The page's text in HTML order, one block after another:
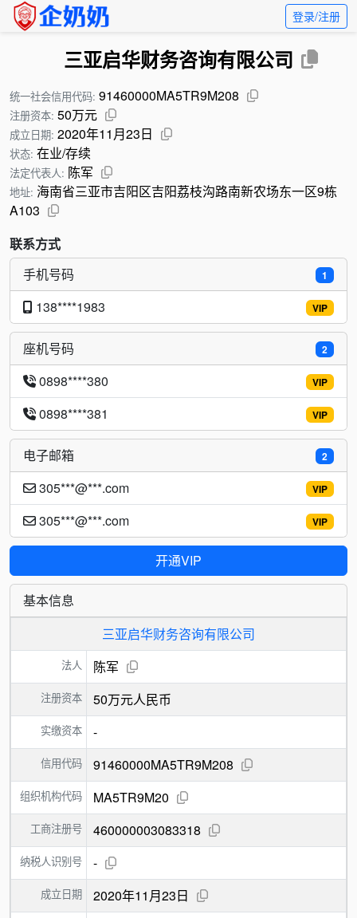
登录/注册
三亚启华财务咨询有限公司
统一社会信用代码: 91460000MA5TR9M208
注册资本: 50万元
成立日期: 2020年11月23日
状态: 在业/存续
法定代表人: 陈军
地址: 海南省三亚市吉阳区吉阳荔枝沟路南新农场东一区9栋
A103
联系方式
1
手机号码
VIP
138****1983
2
座机号码
VIP
0898****380
VIP
0898****381
2
电子邮箱
VIP
305***@***.com
VIP
305***@***.com
开通VIP
基本信息
三亚启华财务咨询有限公司
法人 陈军
注册资本 50万元人民币
实缴资本 -
信用代码 91460000MA5TR9M208
组织机构代码 MA5TR9M20
工商注册号 460000003083318
纳税人识别号 -
成立日期 2020年11月23日